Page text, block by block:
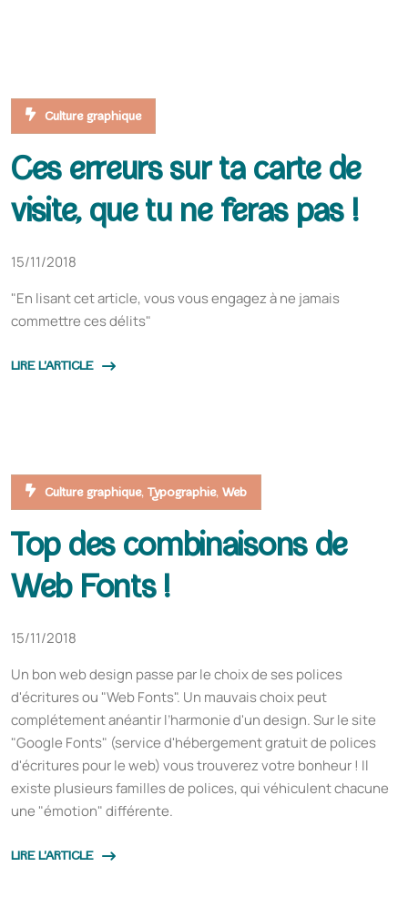
Culture graphique
Ces erreurs sur ta carte de
visite, que tu ne feras pas !
15/11/2018
"En lisant cet article, vous vous engagez à ne jamais
commettre ces délits"
LIRE L'ARTICLE
Culture graphique, Typographie, Web
Top des combinaisons de
Web Fonts !
15/11/2018
Un bon web design passe par le choix de ses polices
d'écritures ou "Web Fonts". Un mauvais choix peut
complétement anéantir l’harmonie d'un design. Sur le site
"Google Fonts" (service d'hébergement gratuit de polices
d'écritures pour le web) vous trouverez votre bonheur ! Il
existe plusieurs familles de polices, qui véhiculent chacune
une "émotion" différente.
LIRE L'ARTICLE